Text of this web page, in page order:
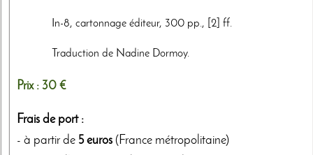
In-8, cartonnage éditeur, 300 pp., [2] ff.
Traduction de Nadine Dormoy.
Prix : 30 €
Frais de port :
- à partir de 5 euros (France métropolitaine)